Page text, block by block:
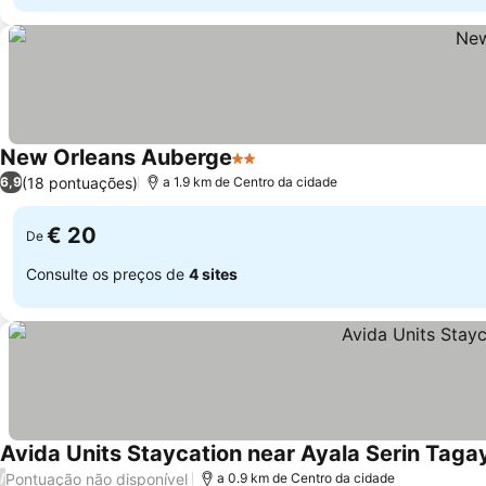
New Orleans Auberge2 Estrelas
6,9(18 pontuações) a 1.9 km de Centro da cidade
De € 20
Consulte os preços de 4 sites
Avida Units Staycation near Ayala Serin
/Pontuação não disponível a 0.9 km de Centro da cidade